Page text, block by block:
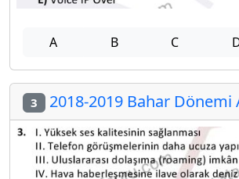
A B C
3 2018-2019 Bahar Dönemi